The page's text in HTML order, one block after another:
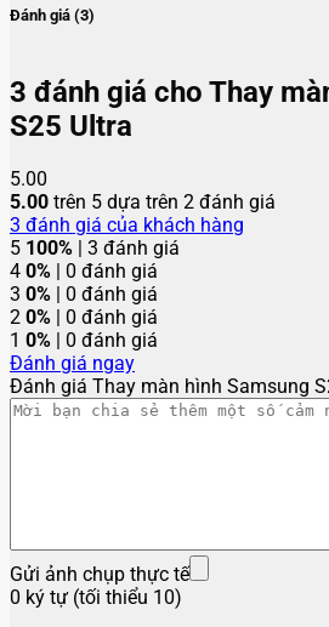
Đánh giá (3)
3 đánh giá cho Thay
S25 Ultra
5.00
5.00 trên 5 dựa trên 2 đánh giá
3 đánh giá của khách hàng
5 100% | 3 đánh giá
4 0% | 0 đánh giá
3 0% | 0 đánh giá
2 0% | 0 đánh giá
1 0% | 0 đánh giá
Đánh giá ngay
Đánh giá Thay màn hình Samsung
Gửi ảnh chụp thực tế
0 ký tự (tối thiểu 10)